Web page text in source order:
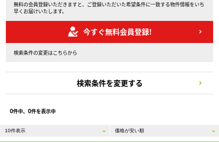
無料の会員登録いただきますと、ご登録いただいた希望条件に一致する物件情報をいち
早くお届けいたします。
今すぐ無料会員登録!
検索条件の変更はこちらから
検索条件を変更する
0件中、 0件を表示中